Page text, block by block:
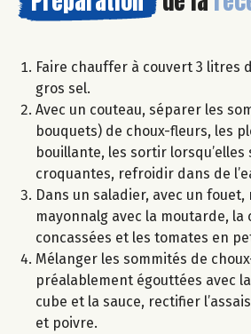
Faire chauffer à couvert 3 litres
gros sel.
Avec un couteau, séparer les
bouquets) de choux-fleurs, les
bouillante, les sortir lorsqu’elles
croquantes, refroidir dans de
Dans un saladier, avec un fouet,
mayonnalg avec la moutarde, la
concassées et les tomates en
Mélanger les sommités de
préalablement égouttées avec
cube et la sauce, rectifier
et poivre.